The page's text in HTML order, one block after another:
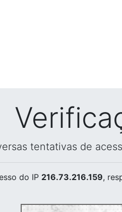
tentativas de
do IP 216.73.216.159,